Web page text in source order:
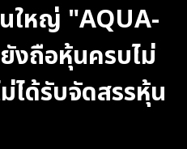
ใหญ่ "AQUA-
งถือหุ้นครบไม่
ได้รับจัดสรรหุ้น